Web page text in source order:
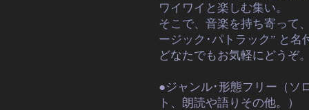
ワイワイと楽しむ集い。
そこで、 音楽を持ち寄って
ージック･パトラック” と名
どなたでもお気軽にどうぞ
●ジャンル･形態フリー（ソ
ト、朗読や語りその他。）